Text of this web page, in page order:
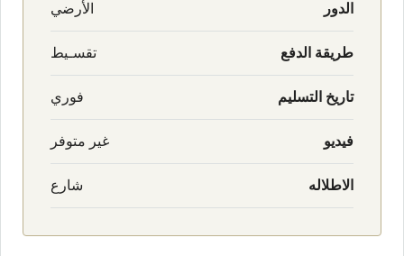
الدور الأرضي
طريقة الدفع تقسـيط
تاريخ التسليم فوري
فيديو غير متوفر
الاطلاله شارع